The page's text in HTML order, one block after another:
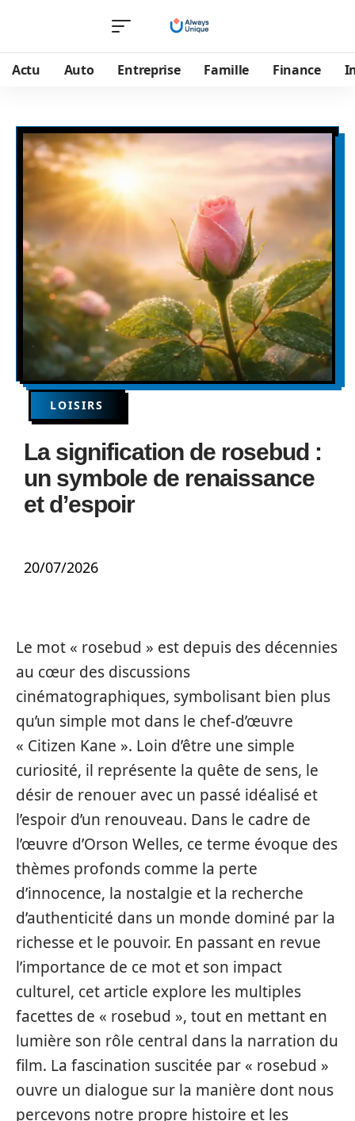
Actu Auto Entreprise Famille Finance
LOISIRS
La signification de rosebud :
un symbole de renaissance
et d’espoir
20/07/2026
Le mot « rosebud » est depuis des décennies
au cœur des discussions
cinématographiques, symbolisant bien plus
qu’un simple mot dans le chef-d’œuvre
« Citizen Kane ». Loin d’être une simple
curiosité, il représente la quête de sens, le
désir de renouer avec un passé idéalisé et
l’espoir d’un renouveau. Dans le cadre de
l’œuvre d’Orson Welles, ce terme évoque des
thèmes profonds comme la perte
d’innocence, la nostalgie et la recherche
d’authenticité dans un monde dominé par la
richesse et le pouvoir. En passant en revue
l’importance de ce mot et son impact
culturel, cet article explore les multiples
facettes de « rosebud », tout en mettant en
lumière son rôle central dans la narration du
film. La fascination suscitée par « rosebud »
ouvre un dialogue sur la manière dont nous
percevons notre propre histoire et les